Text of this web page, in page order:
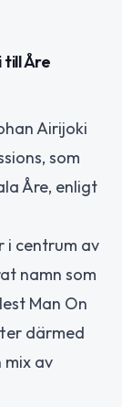
till Åre
Airijoki
som
Åre, enligt
i centrum av
namn som
Man On
därmed
mix av